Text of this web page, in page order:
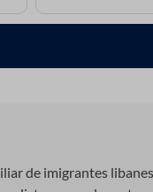
de imigrantes